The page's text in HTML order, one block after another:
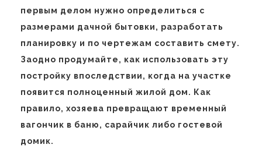
первым делом нужно определиться с
размерами дачной бытовки, разработать
планировку и по чертежам составить смету.
Заодно продумайте, как использовать эту
постройку впоследствии, когда на участке
появится полноценный жилой дом. Как
правило, хозяева превращают временный
вагончик в баню, сарайчик либо гостевой
домик.